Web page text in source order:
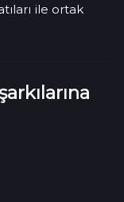
ile ortak